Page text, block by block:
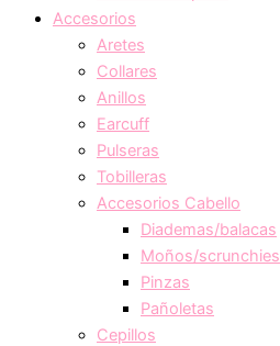
Accesorios
Aretes
Collares
Anillos
Earcuff
Pulseras
Tobilleras
Accesorios Cabello
Diademas/balacas
Moños/scrunchies
Pinzas
Pañoletas
Cepillos